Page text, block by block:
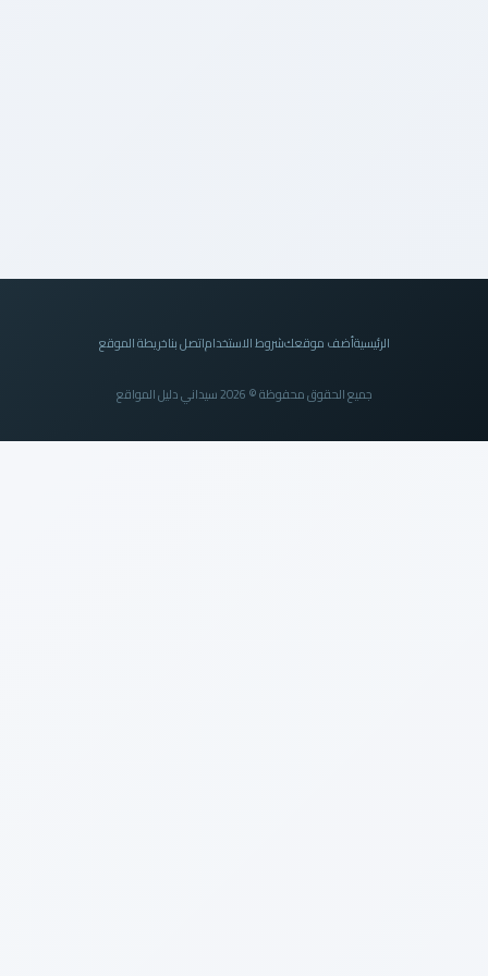
أضف موقعكشروط الاستخداماتصل بناخريطة الموقع
جميع الحقوق محفوظة © 2026 سيداني دليل المواقع